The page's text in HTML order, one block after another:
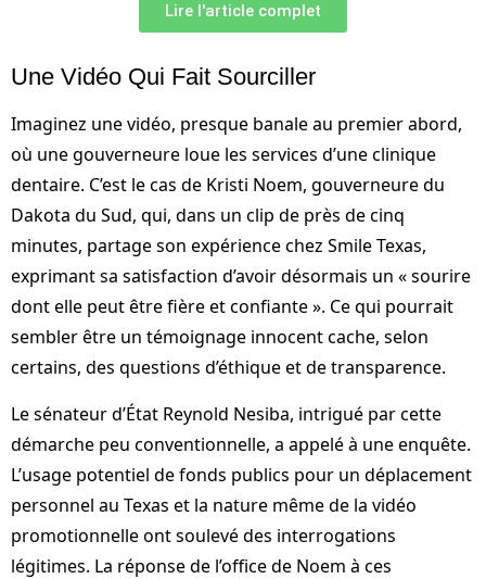
Lire l'article complet
Une Vidéo Qui Fait Sourciller
Imaginez une vidéo, presque banale au premier abord,
où une gouverneure loue les services d’une clinique
dentaire. C’est le cas de Kristi Noem, gouverneure du
Dakota du Sud, qui, dans un clip de près de cinq
minutes, partage son expérience chez Smile Texas,
exprimant sa satisfaction d’avoir désormais un « sourire
dont elle peut être fière et confiante ». Ce qui pourrait
sembler être un témoignage innocent cache, selon
certains, des questions d’éthique et de transparence.
Le sénateur d’État Reynold Nesiba, intrigué par cette
démarche peu conventionnelle, a appelé à une enquête.
L’usage potentiel de fonds publics pour un déplacement
personnel au Texas et la nature même de la vidéo
promotionnelle ont soulevé des interrogations
légitimes. La réponse de l’office de Noem à ces